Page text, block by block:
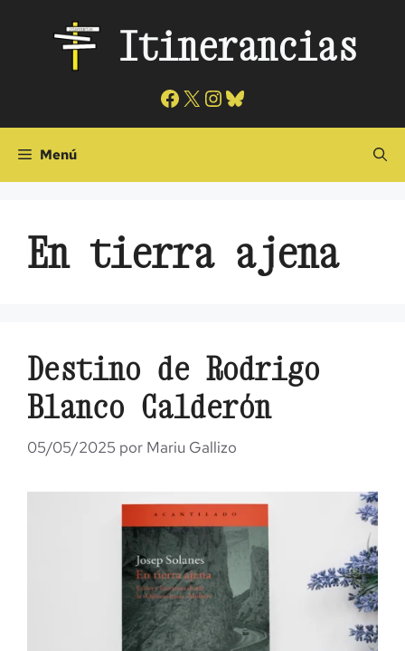
contenido
Itinerancias
Facebook
X Instagram
Bluesky
Menú
En tierra ajena
Destino de Rodrigo
Blanco Calderón
05/05/2025 por Mariu Gallizo